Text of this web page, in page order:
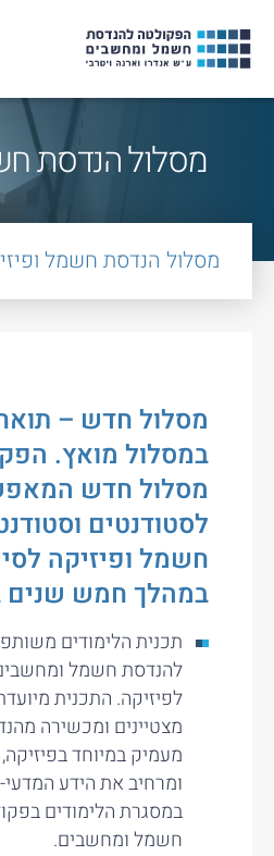
מסלול הנדסת
מסלול הנדסת חשמל
מסלול חדש –
במסלול מואץ.
מסלול חדש
לסטודנטים
חשמל ופיזיקה
במהלך חמש שנים
תכנית הלימודים
להנדסת חשמל
לפיזיקה. התכנית
מצטיינים ומכשירה
מעמיק במיוחד
ומרחיב את הידע
במסגרת הלימודים
חשמל ומחשבים.